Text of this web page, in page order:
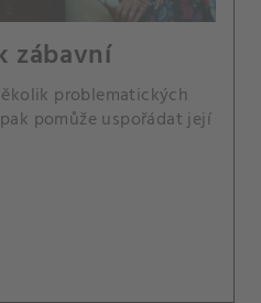
zábavní
problematických
pomůže uspořádat její